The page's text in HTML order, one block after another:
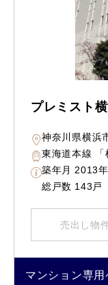
プレミスト
神奈川県横浜
東海道本線
築年月 2013
総戸数 143戸
売出し物
マンション専用